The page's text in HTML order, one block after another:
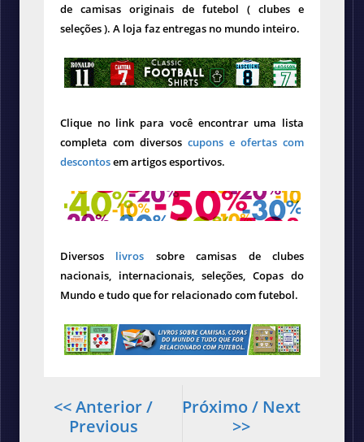
de camisas originais de futebol ( clubes e
seleções ). A loja faz entregas no mundo inteiro.
Clique no link para você encontrar uma lista
completa com diversos cupons e ofertas com
descontosem artigos esportivos.
Diversos livros sobre camisas de clubes
nacionais, internacionais, seleções, Copas do
Mundo e tudo que for relacionado com futebol.
Próximo / Next
>>
<< Anterior /
Previous